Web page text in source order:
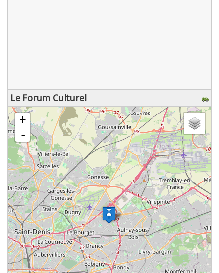
Le Forum Culturel
chargement de la carte - veuillez patienter...
+
-